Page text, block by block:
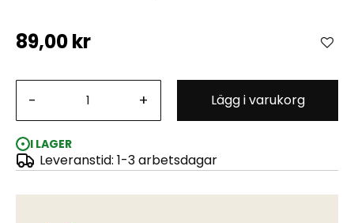
89,00 kr
- + Lägg i varukorg
I LAGER
Leveranstid: 1-3 arbetsdagar
Brass Strip - 6,0 x 0,6 mm